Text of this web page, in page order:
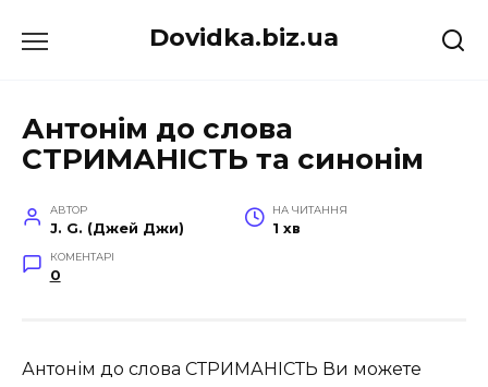
до
Dovidka.biz.ua
Антонім до слова
СТРИМАНІСТЬ та синонім
АВТОР
J. G. (Джей Джи)
НА ЧИТАННЯ
1 хв
КОМЕНТАРІ
0
Антонім до слова СТРИМАНІСТЬ Ви можете